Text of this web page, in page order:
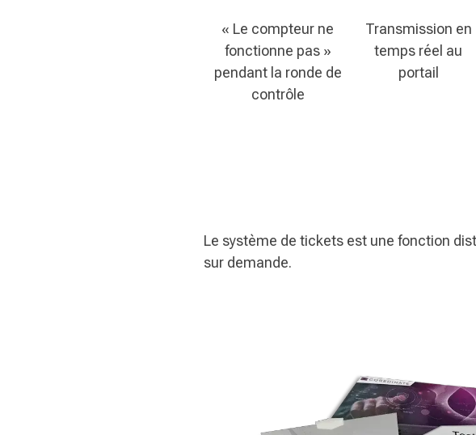
« Le compteur ne
fonctionne pas »
pendant la ronde de
contrôle
Transmission en
temps réel au
portail
Le système de tickets est une fonction
sur demande.